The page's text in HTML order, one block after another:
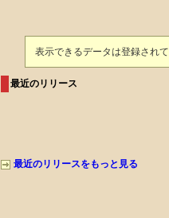
表示できるデータは登録され
最近のリリース
最近のリリースをもっと見る